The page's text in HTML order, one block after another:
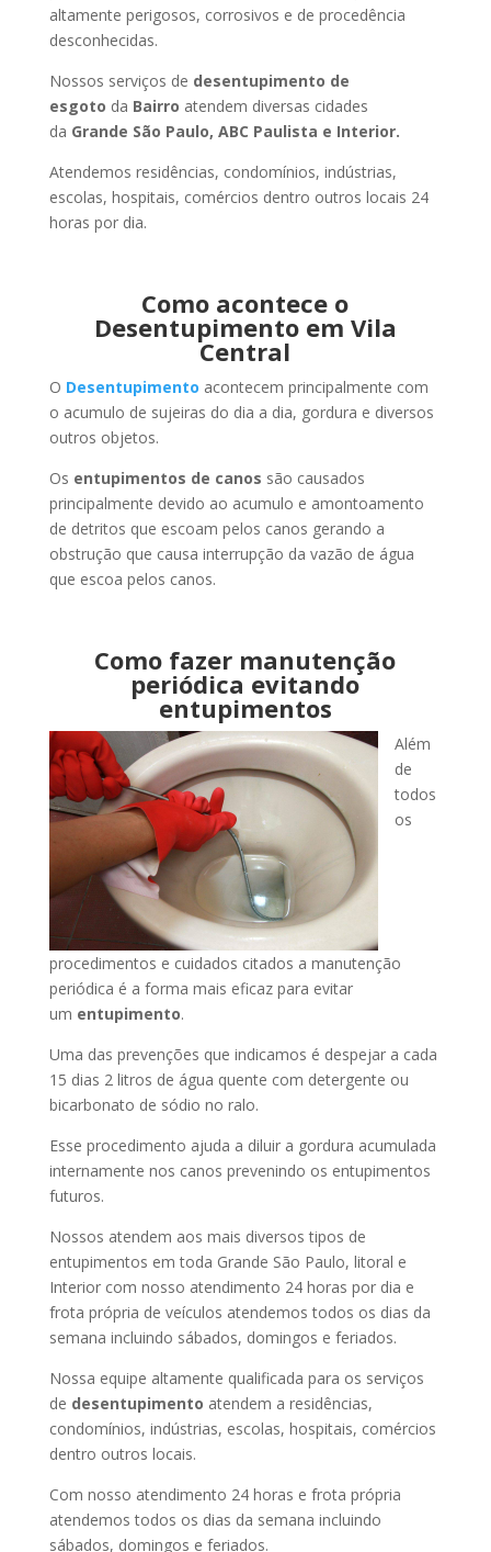
altamente perigosos, corrosivos e de procedência
desconhecidas.
Nossos serviços de desentupimento de
esgoto da Bairro atendem diversas cidades
da Grande São Paulo, ABC Paulista e Interior.
Atendemos residências, condomínios, indústrias,
escolas, hospitais, comércios dentro outros locais 24
horas por dia.
Como acontece o
Desentupimento em Vila
Central
O Desentupimento acontecem principalmente com
o acumulo de sujeiras do dia a dia, gordura e diversos
outros objetos.
Os entupimentos de canos são causados
principalmente devido ao acumulo e amontoamento
de detritos que escoam pelos canos gerando a
obstrução que causa interrupção da vazão de água
que escoa pelos canos.
Como fazer manutenção
periódica evitando
entupimentos
Além
de
todos
os
procedimentos e cuidados citados a manutenção
periódica é a forma mais eficaz para evitar
um entupimento.
Uma das prevenções que indicamos é despejar a cada
15 dias 2 litros de água quente com detergente ou
bicarbonato de sódio no ralo.
Esse procedimento ajuda a diluir a gordura acumulada
internamente nos canos prevenindo os entupimentos
futuros.
Nossos atendem aos mais diversos tipos de
entupimentos em toda Grande São Paulo, litoral e
Interior com nosso atendimento 24 horas por dia e
frota própria de veículos atendemos todos os dias da
semana incluindo sábados, domingos e feriados.
Nossa equipe altamente qualificada para os serviços
de desentupimento atendem a residências,
condomínios, indústrias, escolas, hospitais, comércios
dentro outros locais.
Com nosso atendimento 24 horas e frota própria
atendemos todos os dias da semana incluindo
sábados, domingos e feriados.